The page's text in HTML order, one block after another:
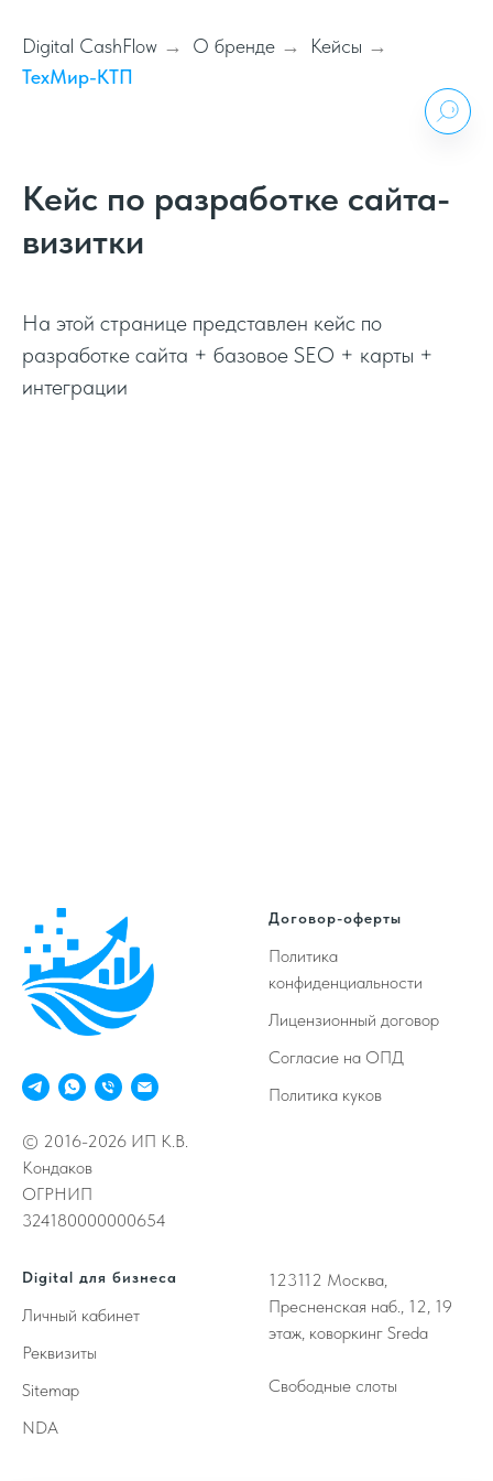
Digital CashFlow → О бренде → Кейсы →
ТехМир-КТП
Кейс по разработке сайта-
визитки
На этой странице представлен кейс по
разработке сайта + базовое SEO + карты +
интеграции
© 2016-2026 ИП К.В.
Кондаков
ОГРНИП
324180000000654
Договор-оферты
Политика
конфиденциальности
Лицензионный договор
Согласие на ОПД
Политика куков
Digital для бизнеса
Личный кабинет
Реквизиты
Sitemap
NDA
123112 Москва,
Пресненская наб., 12, 19
этаж, коворкинг Sreda
Свободные слоты